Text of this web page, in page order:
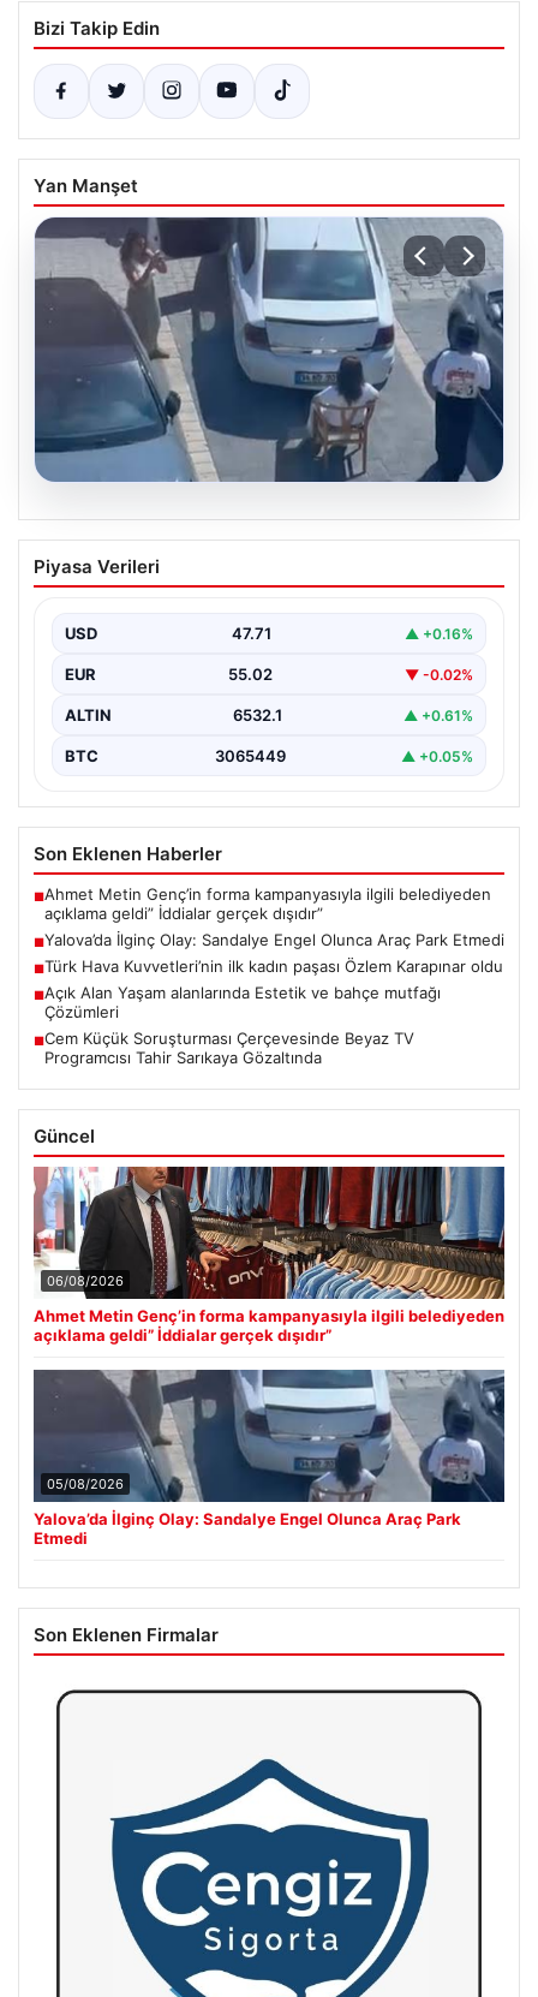
Bizi Takip Edin
Yan Manşet
05.08.2026
Yalova’da İlginç Olay: Sandalye Engel
Olunca Araç Park Etmedi
gerçekleşen bu ilginç olay, bölge sakinlerinin ve
çevredekilerin…
Piyasa Verileri
USD 47.71 ▲ +0.16%
EUR 55.02 ▼ -0.02%
ALTIN 6532.1 ▲ +0.61%
BTC 3065449 ▲ +0.05%
Son Eklenen Haberler
■Ahmet Metin Genç’in forma kampanyasıyla ilgili belediyeden
açıklama geldi” İddialar gerçek dışıdır”
■Yalova’da İlginç Olay: Sandalye Engel Olunca Araç Park Etmedi
■Türk Hava Kuvvetleri’nin ilk kadın paşası Özlem Karapınar oldu
■Açık Alan Yaşam alanlarında Estetik ve bahçe mutfağı
Çözümleri
■Cem Küçük Soruşturması Çerçevesinde Beyaz TV
Programcısı Tahir Sarıkaya Gözaltında
Güncel
06/08/2026
Ahmet Metin Genç’in forma kampanyasıyla ilgili belediyeden
açıklama geldi” İddialar gerçek dışıdır”
05/08/2026
Yalova’da İlginç Olay: Sandalye Engel Olunca Araç Park
Etmedi
Son Eklenen Firmalar